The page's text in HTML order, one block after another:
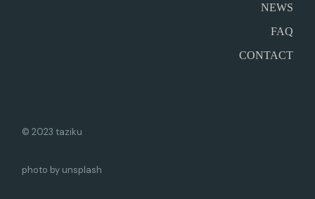
NEWS
FAQ
CONTACT
© 2023 taziku
photo by unsplash